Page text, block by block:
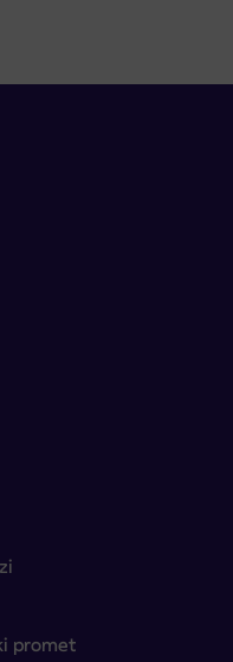
promet